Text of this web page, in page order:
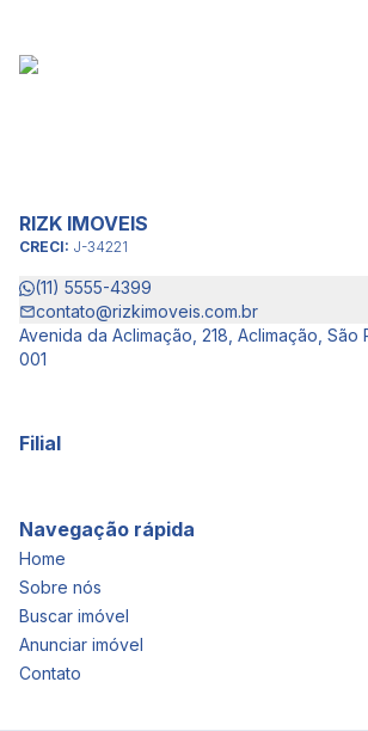
RIZK IMOVEIS
CRECI: J-34221
(11) 5555-4399
contato@rizkimoveis.com.br
Avenida da Aclimação, 218, Aclimação, São
001
Filial
Navegação rápida
Home
Sobre nós
Buscar imóvel
Anunciar imóvel
Contato